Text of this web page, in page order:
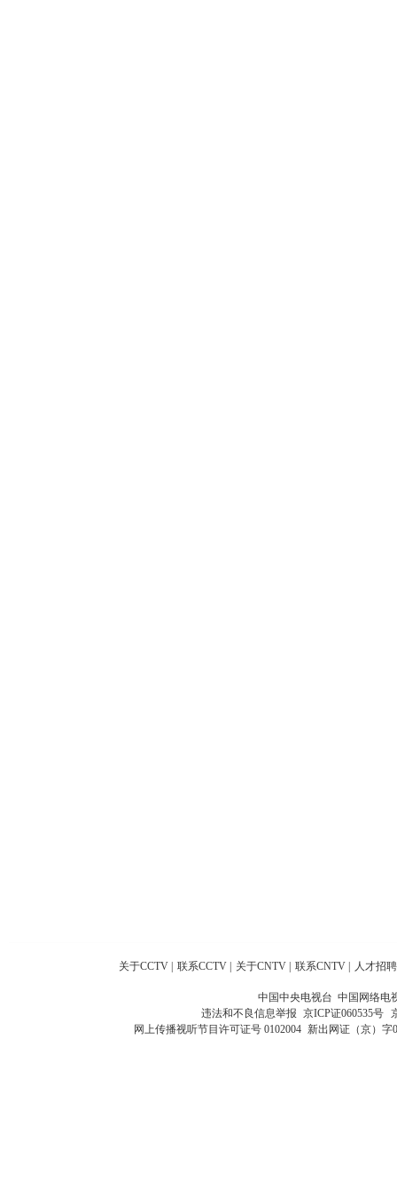
关于CCTV 联系CCTV 关于CNTV 联系CNTV 人才招聘
中国中央电视台 中国网络电
违法和不良信息举报 京ICP证060535号
网上传播视听节目许可证号 0102004 新出网证（京）